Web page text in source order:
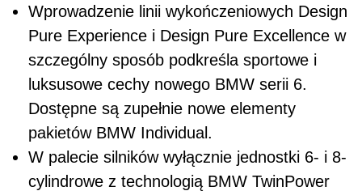
Wprowadzenie linii wykończeniowych Design
Pure Experience i Design Pure Excellence w
szczególny sposób podkreśla sportowe i
luksusowe cechy nowego BMW serii 6.
Dostępne są zupełnie nowe elementy
pakietów BMW Individual.
W palecie silników wyłącznie jednostki 6- i 8-
cylindrowe z technologią BMW TwinPower